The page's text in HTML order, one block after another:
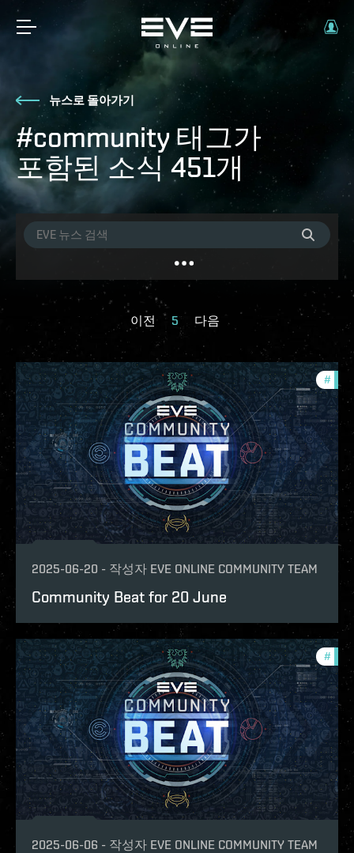
뉴스로 돌아가기
#community 태그가
포함된 소식 451개
이전 5 다음
#
2025-06-20 - 작성자 EVE ONLINE COMMUNITY TEAM
Community Beat for 20 June
#
2025-06-06 - 작성자 EVE ONLINE COMMUNITY TEAM